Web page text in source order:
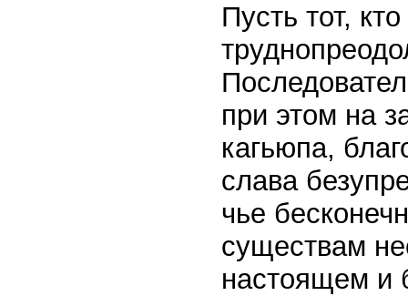
Пусть тот,
при этом на
кагьюпа,
слава
чье
существам
настоящем и